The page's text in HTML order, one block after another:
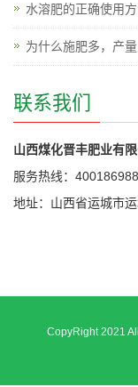
水溶肥的正确使用
为什么施肥多，产量
联系我们
山西煤化晋丰肥业有
服务热线：
地址：山西省运城市
CopyRight 2021